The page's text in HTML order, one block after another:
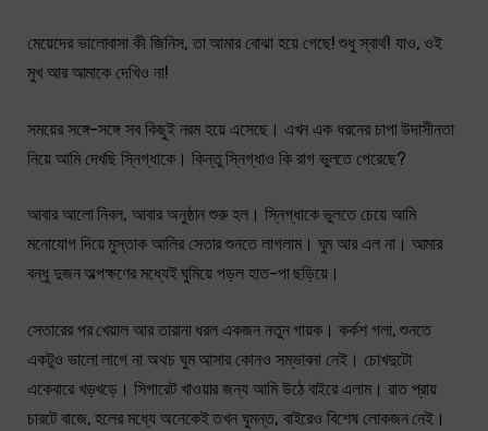
মেয়েদের ভালোবাসা কী জিনিস, তা আমার বোঝা হয়ে গেছে! শুধু স্বার্থ! যাও, ওই
মুখ আর আমাকে দেখিও না!
সময়ের সঙ্গে-সঙ্গে সব কিছুই নরম হয়ে এসেছে। এখন এক ধরনের চাপা উদাসীনতা
নিয়ে আমি দেখছি স্নিগ্ধাকে। কিন্তু স্নিগ্ধাও কি রাগ ভুলতে পেরেছে?
আবার আলো নিবল, আবার অনুষ্ঠান শুরু হল। স্নিগ্ধাকে ভুলতে চেয়ে আমি
মনোযোগ দিয়ে মুস্তাক আলির সেতার শুনতে লাগলাম। ঘুম আর এল না। আমার
বন্ধু দুজন অল্পক্ষণের মধ্যেই ঘুমিয়ে পড়ল হাত-পা ছড়িয়ে।
সেতারের পর খেয়াল আর তারানা ধরল একজন নতুন গায়ক। কর্কশ গলা, শুনতে
একটুও ভালো লাগে না অথচ ঘুম আসার কোনও সম্ভাবনা নেই। চোখদুটো
একেবারে খড়খড়ে। সিগারেট খাওয়ার জন্য আমি উঠে বাইরে এলাম। রাত প্রায়
চারটে বাজে, হলের মধ্যে অনেকেই তখন ঘুমন্ত, বাইরেও বিশেষ লোকজন নেই।